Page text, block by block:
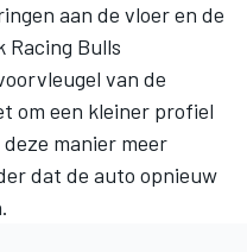
aan de vloer en de
Bulls
van de
om een kleiner profiel
manier meer
dat de auto opnieuw